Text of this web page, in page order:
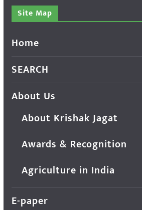
Site Map
Home
SEARCH
About Us
About Krishak Jagat
Awards & Recognition
Agriculture in India
E-paper